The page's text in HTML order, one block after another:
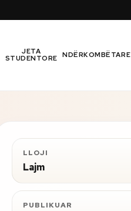
JETA
STUDENTORE NDËRKOMBËTARE
LLOJI
Lajm
PUBLIKUAR